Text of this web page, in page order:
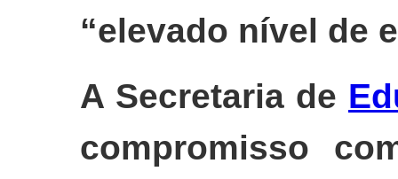
“elevado nível de
A Secretaria de
compromisso